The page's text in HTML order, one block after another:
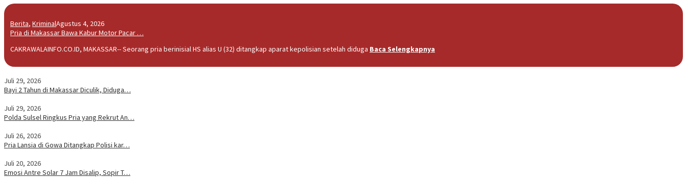
Berita, KriminalAgustus 4, 2026
Pria di Makassar Bawa Kabur Motor Pacar …
CAKRAWALAINFO.CO.ID, MAKASSAR-- Seorang pria berinisial HS alias U (32) ditangkap aparat kepolisian setelah diduga Baca Selengkapnya
Juli 29, 2026
Bayi 2 Tahun di Makassar Diculik, Diduga…
Juli 29, 2026
Polda Sulsel Ringkus Pria yang Rekrut An…
Juli 26, 2026
Pria Lansia di Gowa Ditangkap Polisi kar…
Juli 20, 2026
Emosi Antre Solar 7 Jam Disalip, Sopir T…